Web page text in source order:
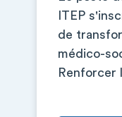
ITEP
de
médico-
Renforcer